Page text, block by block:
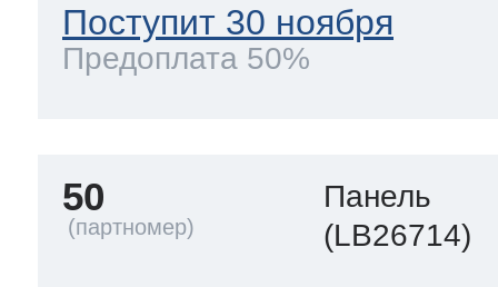
Поступит 30 ноября
Предоплата 50%
50
Панель
(LB26714)